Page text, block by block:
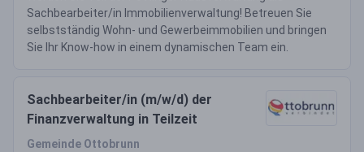
Sachbearbeiter/in Immobilienverwaltung! Betreuen Sie
selbstständig Wohn- und Gewerbeimmobilien und bringen
Sie Ihr Know-how in einem dynamischen Team ein.
Sachbearbeiter/in (m/w/d) der
Finanzverwaltung in Teilzeit
Gemeinde Ottobrunn